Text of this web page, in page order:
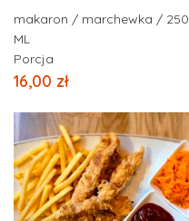
makaron / marchewka / 250
ML
Porcja
16,00 zł